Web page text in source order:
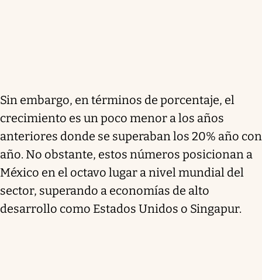
Sin embargo, en términos de porcentaje, el
crecimiento es un poco menor a los años
anteriores donde se superaban los 20% año con
año. No obstante, estos números posicionan a
México en el octavo lugar a nivel mundial del
sector, superando a economías de alto
desarrollo como Estados Unidos o Singapur.